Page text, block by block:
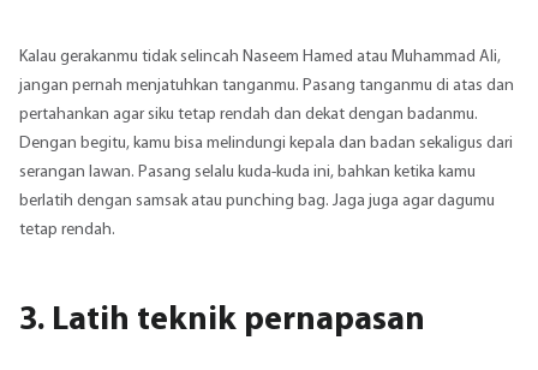
Kalau gerakanmu tidak selincah Naseem Hamed atau Muhammad Ali,
jangan pernah menjatuhkan tanganmu. Pasang tanganmu di atas dan
pertahankan agar siku tetap rendah dan dekat dengan badanmu.
Dengan begitu, kamu bisa melindungi kepala dan badan sekaligus dari
serangan lawan. Pasang selalu kuda-kuda ini, bahkan ketika kamu
berlatih dengan samsak atau punching bag. Jaga juga agar dagumu
tetap rendah.
3. Latih teknik pernapasan